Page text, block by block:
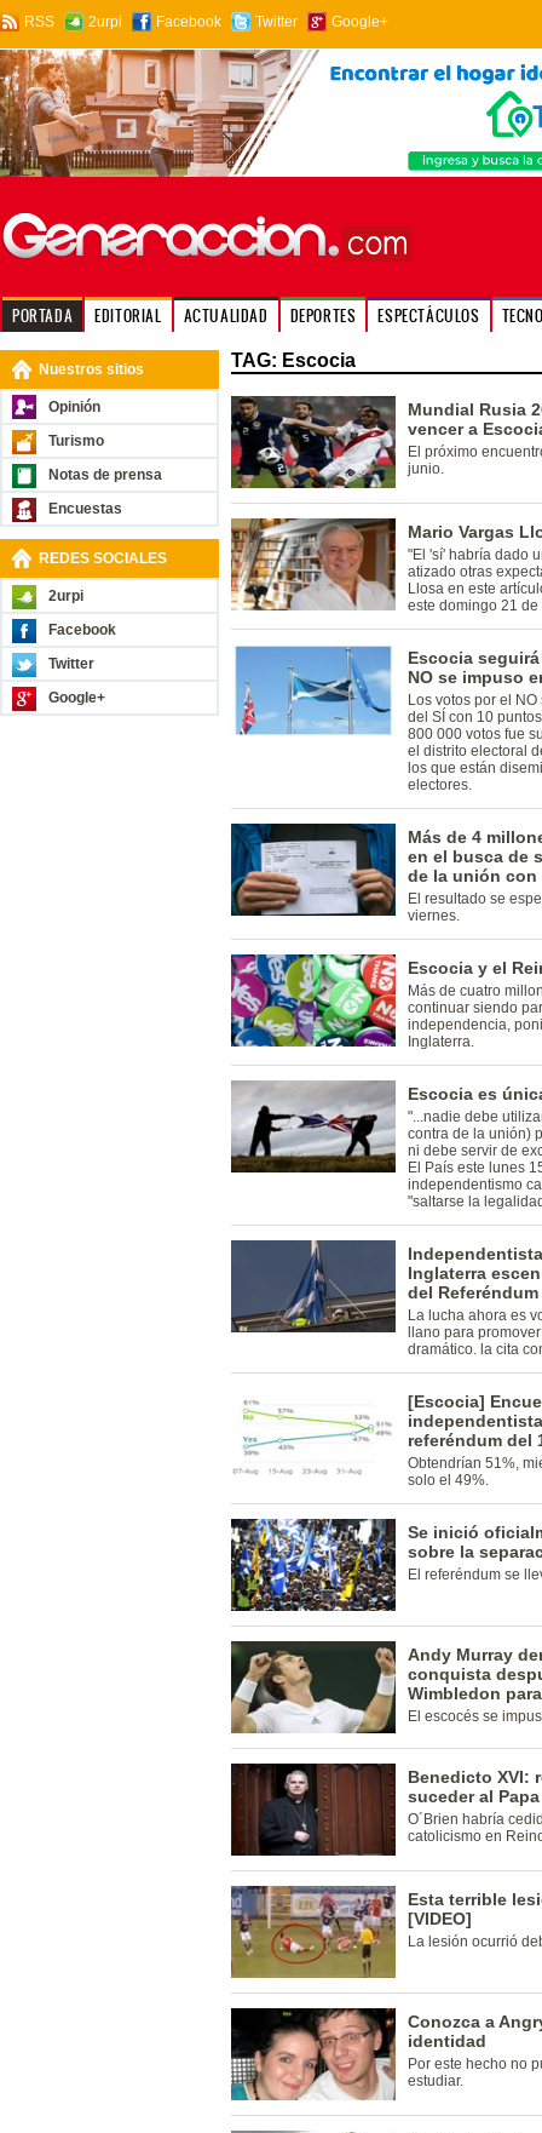
RSS 2urpi Facebook Twitter Google+
PORTADA EDITORIAL ACTUALIDAD DEPORTES ESPECTÁCULOS
Nuestros sitios
Opinión
Turismo
Notas de prensa
Encuestas
REDES SOCIALES
2urpi
Facebook
Twitter
Google+
TAG: Escocia
Mundial Rusia
vencer a
El próximo
junio.
Mario Vargas
"El 'sí' habría dado
atizado otras
Llosa en este
este domingo 21
Escocia
NO se impuso
Los votos por el
del SÍ con 10
800 000 votos fue
el distrito electoral
los que están
electores.
Más de 4
en el busca de
de la unión con
El resultado se
viernes.
Escocia y el
Más de cuatro
continuar siendo
independencia,
Inglaterra.
Escocia es
"...nadie debe
contra de la unión)
ni debe servir de
El País este lunes
independentismo
"saltarse la
Inglaterra
del
La lucha ahora es
llano para
dramático. la cita
[Escocia]
referéndum del
Obtendrían 51%,
solo el 49%.
Se inició
sobre la
El referéndum se
Andy Murray
conquista
Wimbledon
El escocés se
Benedicto XVI:
suceder al Papa
O´Brien habría
catolicismo en
Esta terrible
[VIDEO]
La lesión ocurrió
Conozca a
identidad
Por este hecho no
estudiar.